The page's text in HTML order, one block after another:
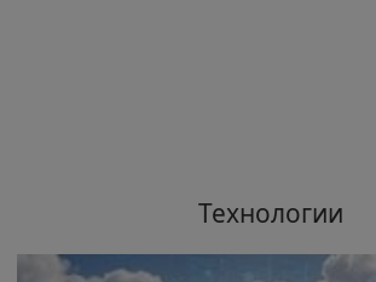
Технологии